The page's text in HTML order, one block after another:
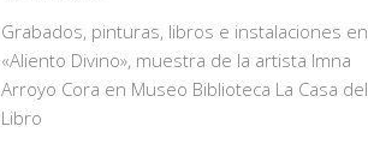
Grabados, pinturas, libros e instalaciones en
«Aliento Divino», muestra de la artista Imna
Arroyo Cora en Museo Biblioteca La Casa del
Libro